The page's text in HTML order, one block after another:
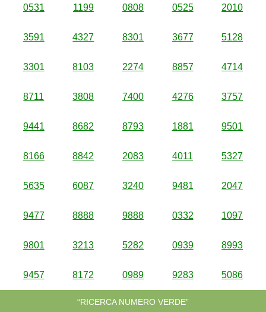
0531 1199 0808 0525 2010
3591 4327 8301 3677 5128
3301 8103 2274 8857 4714
8711 3808 7400 4276 3757
9441 8682 8793 1881 9501
8166 8842 2083 4011 5327
5635 6087 3240 9481 2047
9477 8888 9888 0332 1097
9801 3213 5282 0939 8993
9457 8172 0989 9283 5086
“RICERCA NUMERO VERDE”